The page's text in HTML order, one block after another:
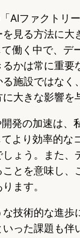
AIファクトリ
見る方法に大
働く中で、デ
るかは常に重
施設ではな
大きな影響を
発の加速は、
より効率的な
ょう。また、
とを意味し
ます。
な技術的な進
った課題も